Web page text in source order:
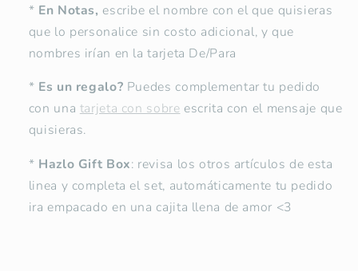
* En Notas, escribe el nombre con el que quisieras
que lo personalice sin costo adicional, y que
nombres irían en la tarjeta De/Para
* Es un regalo? Puedes complementar tu pedido
con una tarjeta con sobre escrita con el mensaje que
quisieras.
* Hazlo Gift Box: revisa los otros artículos de esta
linea y completa el set, automáticamente tu pedido
ira empacado en una cajita llena de amor <3